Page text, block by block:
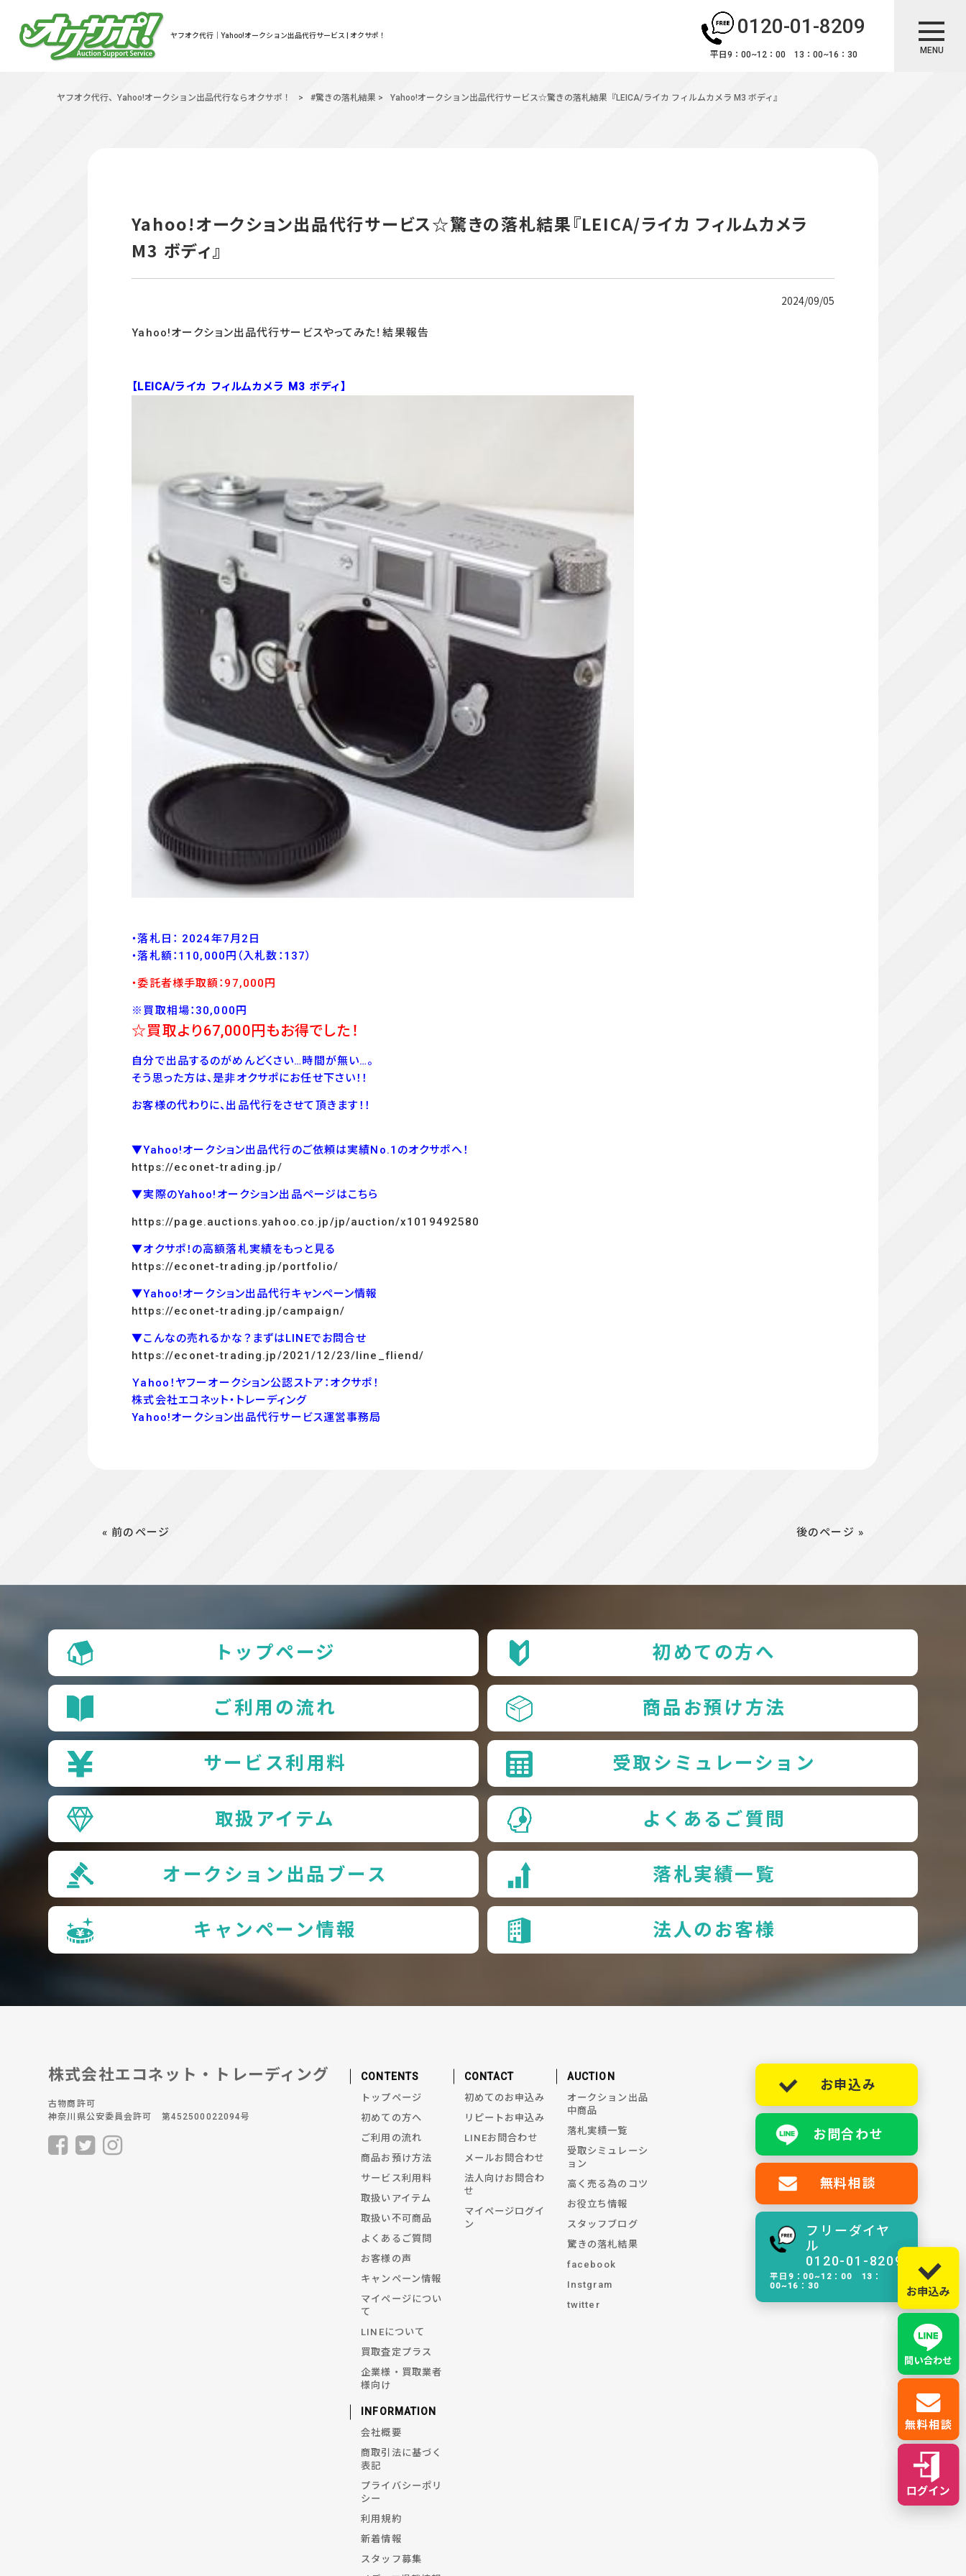
ヤフオク代行｜Yahoo!オークション出品代行サービス | オクサポ！ 0120-01-8209
平日9：00~12：00 13：00~16：30 MENU
ヤフオク代行、Yahoo!オークション出品代行ならオクサポ！ > #驚きの落札結果 > Yahoo!オークション出品代行サービス☆驚きの落札結果『LEICA/ライカ フィルムカメラ M3 ボディ』
Yahoo!オークション出品代行サービス☆驚きの落札結果『LEICA/ライカ フィルムカメラ
M3 ボディ』
2024/09/05
Yahoo!オークション出品代行サービスやってみた！結果報告
【LEICA/ライカ フィルムカメラ M3 ボディ】
・落札日： 2024年7月2日
・落札額：110,000 円 （入札数：137）
・委託者様手取額：97,000 円
※買取相場：30,000円
☆買取より67,000円もお得でした！
自分で出品するのがめんどくさい…時間が無い…。
そう思った方は、是非オクサポにお任せ下さい！！
お客様の代わりに、出品代行をさせて頂きます！！
▼Yahoo!オークション出品代行のご依頼は実績No.1のオクサポへ！
https://econet-trading.jp/
▼実際のYahoo!オークション出品ページはこちら
https://page.auctions.yahoo.co.jp/jp/auction/x1019492580
▼オクサポ！の高額落札実績をもっと見る
https://econet-trading.jp/portfolio/
▼Yahoo!オークション出品代行キャンペーン情報
https://econet-trading.jp/campaign/
▼こんなの売れるかな？まずはLINEでお問合せ
https://econet-trading.jp/2021/12/23/line_fliend/
Ｙahoo！ヤフーオークション公認ストア：オクサポ！
株式会社エコネット・トレーディング
Yahoo!オークション出品代行サービス運営事務局
« 前のページ 後のページ »
トップページ 初めての方へ
ご利用の流れ 商品お預け方法
サービス利用料 受取シミュレーション
取扱アイテム よくあるご質問
オークション出品ブース 落札実績一覧
キャンペーン情報 法人のお客様
株式会社エコネット・トレーディング
古物商許可
神奈川県公安委員会許可 第452500022094号
CONTENTS
トップページ
初めての方へ
ご利用の流れ
商品お預け方法
サービス利用料
取扱いアイテム
取扱い不可商品
よくあるご質問
お客様の声
キャンペーン情報
マイページについ
て
LINEについて
買取査定プラス
企業様・買取業者
様向け
CONTACT
初めてのお申込み
リピートお申込み
LINEお問合わせ
メールお問合わせ
法人向けお問合わ
せ
マイページログイ
ン
AUCTION
オークション出品
中商品
落札実績一覧
受取シミュレーシ
ョン
高く売る為のコツ
お役立ち情報
スタッフブログ
驚きの落札結果
facebook
Instgram
twitter
INFORMATION
会社概要
商取引法に基づく
表記
プライバシーポリ
シー
利用規約
新着情報
スタッフ募集
お申込み
お問合わせ
無料相談
フリーダイヤ
ル
0120-01-8209
平日9：00~12：00 13：
00~16：30